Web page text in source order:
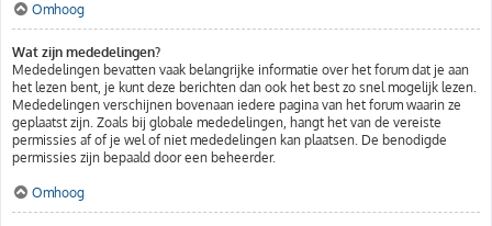
Omhoog
Wat zijn mededelingen?
Mededelingen bevatten vaak belangrijke informatie over het forum dat je aan
het lezen bent, je kunt deze berichten dan ook het best zo snel mogelijk lezen.
Mededelingen verschijnen bovenaan iedere pagina van het forum waarin ze
geplaatst zijn. Zoals bij globale mededelingen, hangt het van de vereiste
permissies af of je wel of niet mededelingen kan plaatsen. De benodigde
permissies zijn bepaald door een beheerder.
Omhoog